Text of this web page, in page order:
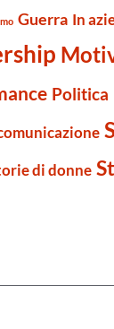
Guerra In
Politica
di donne